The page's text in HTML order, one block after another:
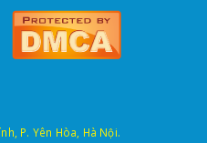
P. Yên Hòa, Hà Nội.